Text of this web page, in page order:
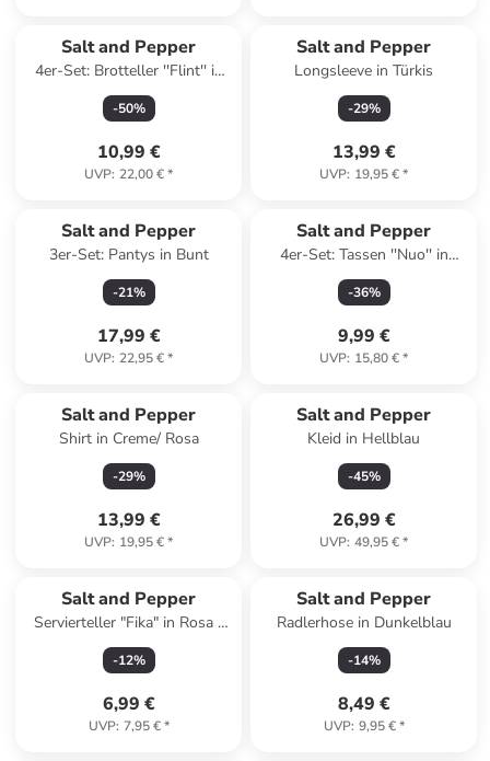
Salt and Pepper
4er-Set: Brotteller ''Flint'' in
Grün/ Grau - (L)15 x (B)13,5
cm
-50%
10,99 €
UVP: 22,00 €*
Salt and Pepper
Longsleeve in Türkis
-29%
13,99 €
UVP: 19,95 €*
Salt and Pepper
3er-Set: Pantys in Bunt
-21%
17,99 €
UVP: 22,95 €*
Salt and Pepper
4er-Set: Tassen ''Nuo'' in
Weiß - 250 ml
-36%
9,99 €
UVP: 15,80 €*
Salt and Pepper
Shirt in Creme/ Rosa
-29%
13,99 €
UVP: 19,95 €*
Salt and Pepper
Kleid in Hellblau
-45%
26,99 €
UVP: 49,95 €*
Salt and Pepper
Servierteller "Fika" in Rosa -
(L)20 x (B)9 cm
-12%
6,99 €
UVP: 7,95 €*
Salt and Pepper
Radlerhose in Dunkelblau
-14%
8,49 €
UVP: 9,95 €*